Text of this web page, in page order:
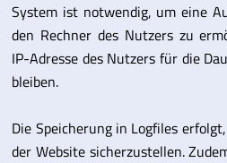
System ist notwendig, um eine
den Rechner des Nutzers zu
IP-Adresse des Nutzers für die
bleiben.
Die Speicherung in Logfiles
der Website sicherzustellen.